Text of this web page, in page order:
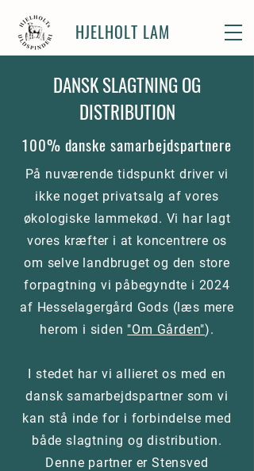
HJELHOLT LAM
DANSK SLAGTNING OG
DISTRIBUTION
100% danske samarbejdspartnere
På ​ nuværende tidspunkt driver vi
ikke noget privatsalg af vores
økologiske lammekød. Vi har lagt
vores kræfter i at koncentrere os
om selve landbruget og den store
forpagtning vi påbegyndte i 2024
af Hesselagergård Gods (læs mere
herom i siden "Om Gården").
I stedet har vi allieret os med en
dansk samarbejdspartner som vi
kan stå inde for i forbindelse med
både slagtning og distribution.
Denne partner er Stensved